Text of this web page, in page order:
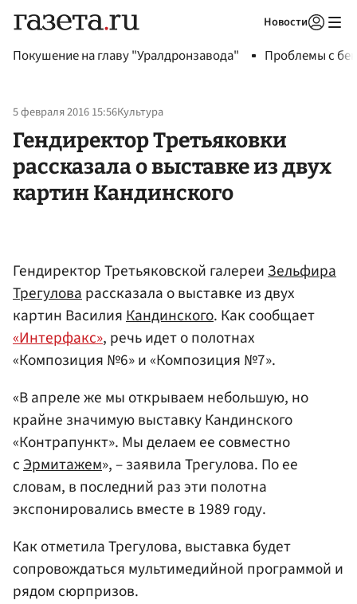
Новости
Покушение на главу "Уралдронзавода" Проблемы с
5 февраля 2016 15:56Культура
Гендиректор Третьяковки
рассказала о выставке из двух
картин Кандинского
Гендиректор Третьяковской галереиЗельфира
Трегуловарассказала о выставке из двух
картин ВасилияКандинского. Как сообщает
«Интерфакс», речь идет о полотнах
«Композиция №6» и «Композиция №7».
«В апреле же мы открываем небольшую, но
крайне значимую выставку Кандинского
«Контрапункт». Мы делаем ее совместно
сЭрмитажем», – заявила Трегулова. По ее
словам, в последний раз эти полотна
экспонировались вместе в 1989 году.
Как отметила Трегулова, выставка будет
сопровождаться мультимедийной программой и
рядом сюрпризов.